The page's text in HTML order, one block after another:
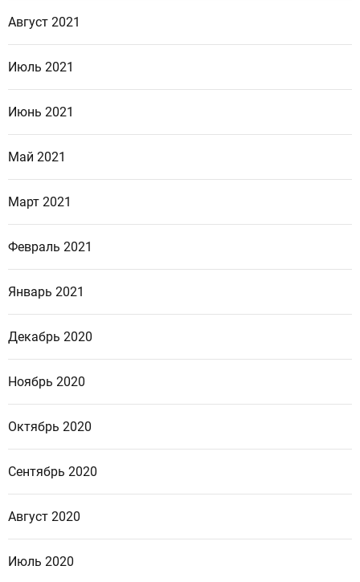
Август 2021
Июль 2021
Июнь 2021
Май 2021
Март 2021
Февраль 2021
Январь 2021
Декабрь 2020
Ноябрь 2020
Октябрь 2020
Сентябрь 2020
Август 2020
Июль 2020